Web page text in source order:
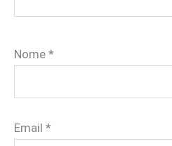
Nome *
Email *